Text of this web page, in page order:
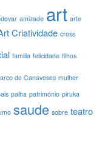
amizade art arte
Criatividade cross
familia felicidade filhos
de Canaveses mulher
palha património piruka
saude sobre teatro